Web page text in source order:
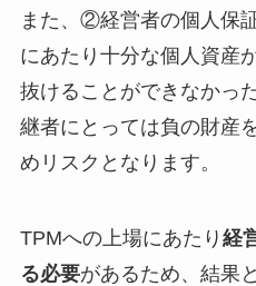
また、②経営者の個人保
にあたり十分な個人資産
抜けることができなかっ
継者にとっては負の財産
めリスクとなります。
TPMへの上場にあたり 経
る必要があるため、結果